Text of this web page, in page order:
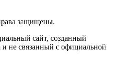
защищены.
сайт, созданный
и не связанный с официальной